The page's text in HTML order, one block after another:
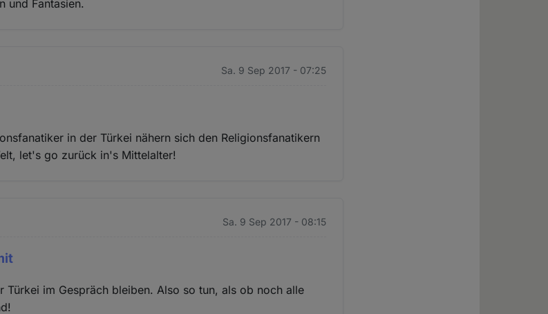
und Fantasien.
Sa. 9 Sep 2017 - 07:25
in der Türkei nähern sich den Religionsfanatikern
let's go zurück in's Mittelalter!
Sa. 9 Sep 2017 - 08:15
Türkei im Gespräch bleiben. Also so tun, als ob noch alle